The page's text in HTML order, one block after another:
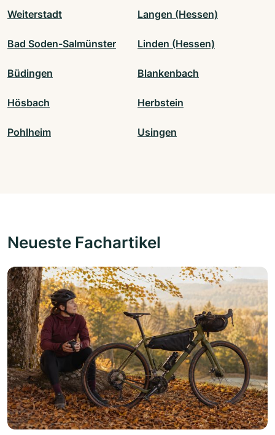
Weiterstadt Langen (Hessen)
Bad Soden-Salmünster Linden (Hessen)
Büdingen Blankenbach
Hösbach Herbstein
Pohlheim Usingen
Neueste Fachartikel